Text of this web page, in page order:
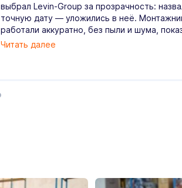
выбрал Levin-Group за прозрачность:
точную дату — уложились в неё.
работали аккуратно, без пыли и шума,
Читать далее